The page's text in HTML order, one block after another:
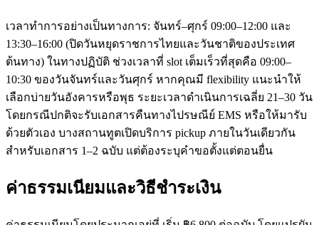
เวลาทำการอย่างเป็นทางการ: จันทร์–ศุกร์ 09:00–12:00 และ
13:30–16:00 (ปิดวันหยุดราชการไทยและวันชาติของประเทศ
ต้นทาง) ในทางปฏิบัติ ช่วงเวลาที่ slot เต็มเร็วที่สุดคือ 09:00–
10:30 ของวันจันทร์และวันศุกร์ หากคุณมี flexibility แนะนำให้
เลือกบ่ายวันอังคารหรือพุธ ระยะเวลาดำเนินการเฉลี่ย 21–30 วัน
โดยกรณีปกติจะรับเอกสารคืนทางไปรษณีย์ EMS หรือให้มารับ
ด้วยตัวเอง บางสถานทูตเปิดบริการ pickup ภายในวันเดียวกัน
สำหรับเอกสาร 1–2 ฉบับ แต่ต้องระบุคำขอตั้งแต่ตอนยื่น
ค่าธรรมเนียมและวิธีชำระเงิน